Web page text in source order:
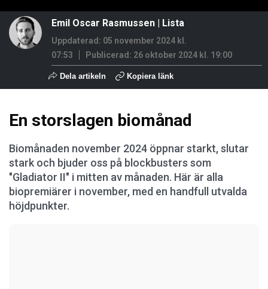
Emil Oscar Rasmussen | Lista
Uppdaterad: 05 november 2024 kl.
07:53
Publicerad: 26 oktober 2024 kl. 19:00
Dela artikeln Kopiera länk
En storslagen biomånad
Biomånaden november 2024 öppnar starkt, slutar
stark och bjuder oss på blockbusters som
"Gladiator II" i mitten av månaden. Här är alla
biopremiärer i november, med en handfull utvalda
höjdpunkter.